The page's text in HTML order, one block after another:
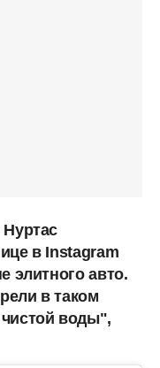
Нуртас
в Instagram
элитного авто.
в таком
воды",